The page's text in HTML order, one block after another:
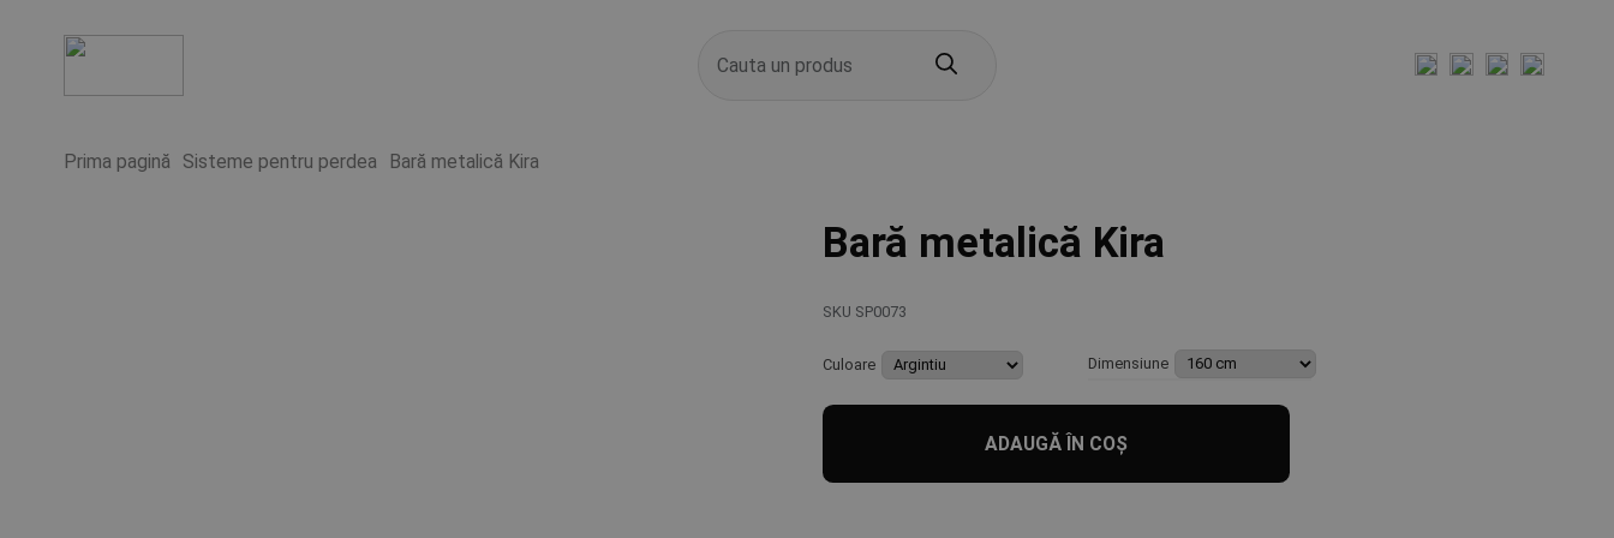
search
Prima pagină Sisteme pentru perdea Bară metalică Kira
Bară metalică Kira
SKU SP0073
Culoare Dimensiune
ADAUGĂ ÎN COȘ